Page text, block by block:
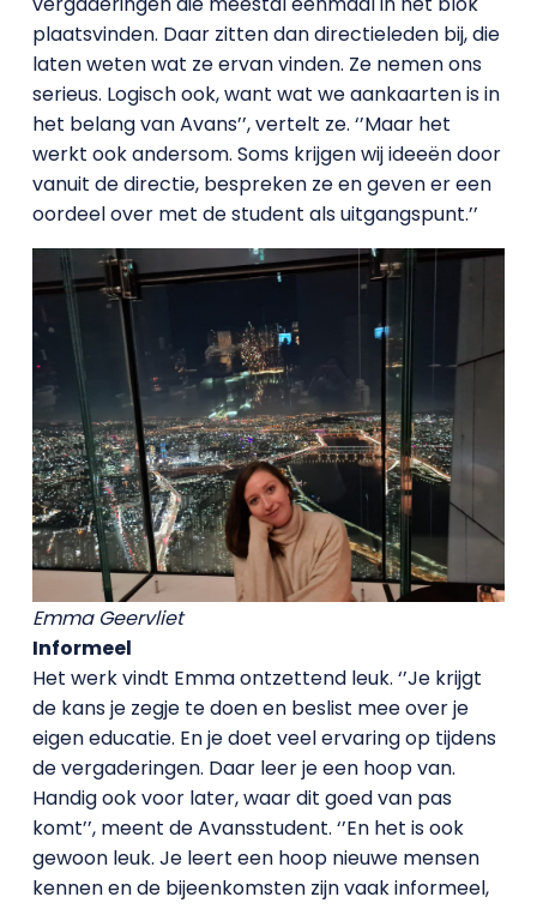
plaatsvinden. Daar zitten dan directieleden bij, die
laten weten wat ze ervan vinden. Ze nemen ons
serieus. Logisch ook, want wat we aankaarten is in
het belang van Avans’’, vertelt ze. ‘’Maar het
werkt ook andersom. Soms krijgen wij ideeën door
vanuit de directie, bespreken ze en geven er een
oordeel over met de student als uitgangspunt.’’
Emma Geervliet
Informeel
Het werk vindt Emma ontzettend leuk. ‘’Je krijgt
de kans je zegje te doen en beslist mee over je
eigen educatie. En je doet veel ervaring op tijdens
de vergaderingen. Daar leer je een hoop van.
Handig ook voor later, waar dit goed van pas
komt’’, meent de Avansstudent. ‘’En het is ook
gewoon leuk. Je leert een hoop nieuwe mensen
kennen en de bijeenkomsten zijn vaak informeel,